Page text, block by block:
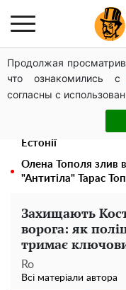
Продолжая
что ознакомились с
согласны с
Українська
Мінфіну із
авіалізингу
Дрони із націнкою:
мільйони
Естонії
Олена Тополя злив
"Антитіла" Тарас
Захищають
ворога: як
тримає
Ro
Всі матеріали автора